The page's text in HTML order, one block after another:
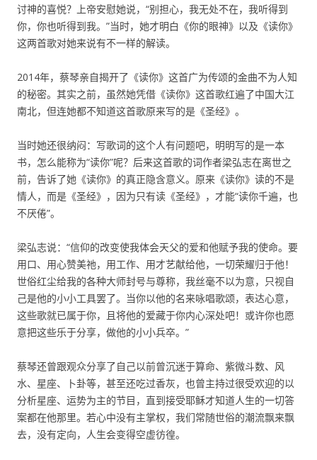
讨神的喜悦？上帝安慰她说，“别担心，我无处不在，我听得到
你，你也听得到我。”当时，她才明白《你的眼神》以及《读你》
这两首歌对她来说有不一样的解读。
2014年，蔡琴亲自揭开了《读你》这首广为传颂的金曲不为人知
的秘密。其实之前，虽然她凭借《读你》这首歌红遍了中国大江
南北，但连她都不知道这首歌原来写的是《圣经》。
当时她还很纳闷：写歌词的这个人有问题吧，明明写的是一本
书，怎么能称为“读你”呢？后来这首歌的词作者梁弘志在离世之
前，告诉了她《读你》的真正隐含意义。原来《读你》读的不是
情人，而是《圣经》，因为只有读《圣经》，才能“读你千遍，也
不厌倦”。
梁弘志说：“信仰的改变使我体会天父的爱和他赋予我的使命。要
用口、用心赞美祂，用工作、用才艺献给他，一切荣耀归于他！
世俗红尘给我的各种大师封号与尊称，我丝毫不以为意，只视自
己是他的小小工具罢了。当你以他的名来咏唱歌颂，表达心意，
这些歌就已属于你，且将他的爱藏于你内心深处吧！或许你也愿
意把这些乐于分享，做他的小小兵卒。”
蔡琴还曾跟观众分享了自己以前曾沉迷于算命、紫微斗数、风
水、星座、卜卦等，甚至还吃过香灰，也曾主持过很受欢迎的以
分析星座、运势为主的节目，直到接受耶稣才知道人生的一切答
案都在他那里。若心中没有主掌权，我们常随世俗的潮流飘来飘
去，没有定向，人生会变得空虚彷徨。